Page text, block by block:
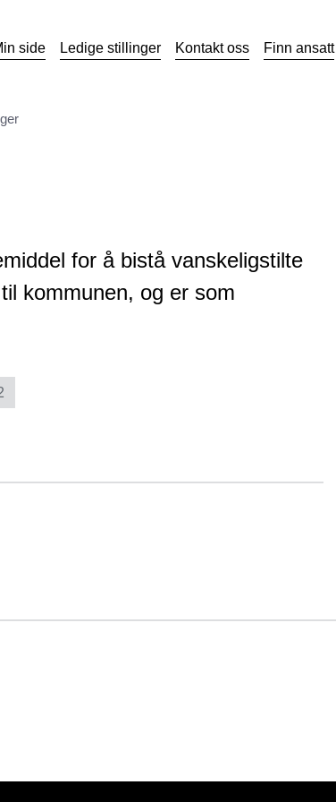
side
Ledige stillinger Kontakt oss Finn ansatt
for å bistå vanskeligstilte
kommunen, og er som